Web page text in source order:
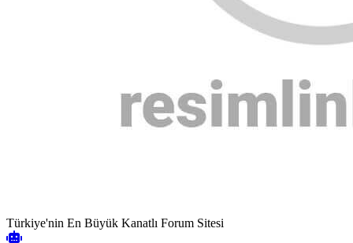
Türkiye'nin En Büyük Kanatlı Forum Sitesi